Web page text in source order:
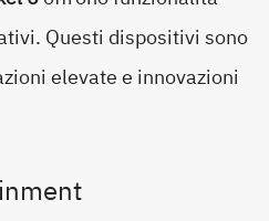
Questi dispositivi sono
elevate e innovazioni